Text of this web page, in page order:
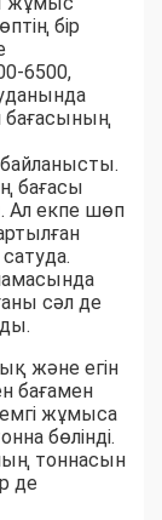
бір
6500,
бағасының
бағасы
Ал екпе шөп
сәл де
және егін
бағамен
жұмыса
бөлінді.
тоннасын
де